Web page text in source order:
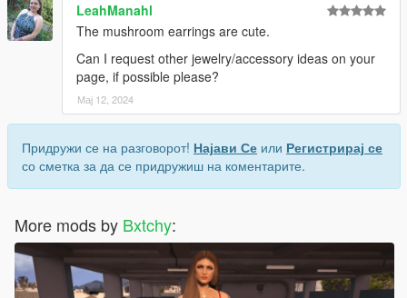
LeahManahl
The mushroom earrings are cute.
Can I request other jewelry/accessory ideas on your
page, if possible please?
Мај 12, 2024
Придружи се на разговорот! Најави Се или Регистрирај се
со сметка за да се придружиш на коментарите.
More mods by Bxtchy: